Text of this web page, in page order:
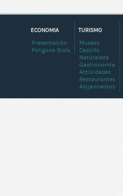
TURISMO
Museos
Castillo
Naturaleza
Gastronomía
Actividades
Restaurantes
Alojamientos
ECONOMIA
Presentación
Poligono Riols